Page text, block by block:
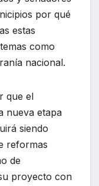
por qué
estas
como
nacional.
que el
nueva etapa
siendo
reformas
de
proyecto con